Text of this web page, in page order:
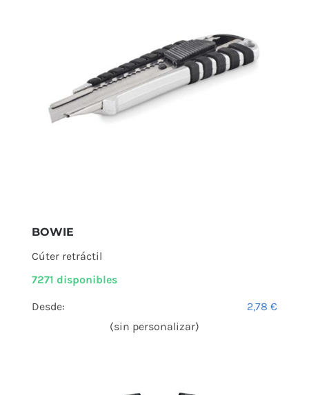
BOWIE
Cúter retráctil
7271 disponibles
Desde: 2,78€
(sin personalizar)